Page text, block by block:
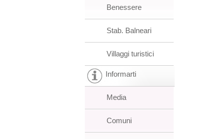
Benessere
Stab. Balneari
Villaggi turistici
Informarti
Media
Comuni